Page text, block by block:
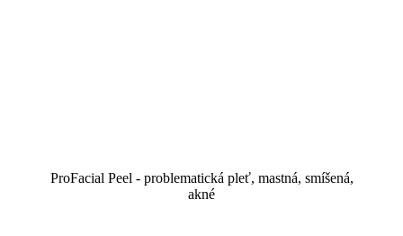
ProFacial Peel - problematická pleť, mastná, smíšená,
akné